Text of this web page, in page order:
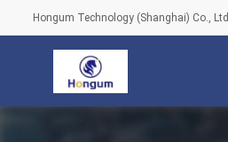
Hongum Technology (Shanghai) Co., Ltd